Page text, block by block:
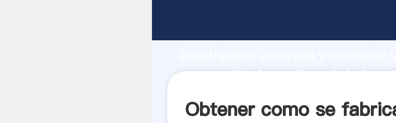
fuerte capacidad de producción,
como se fabrica molinos de bolas
Obtener como se